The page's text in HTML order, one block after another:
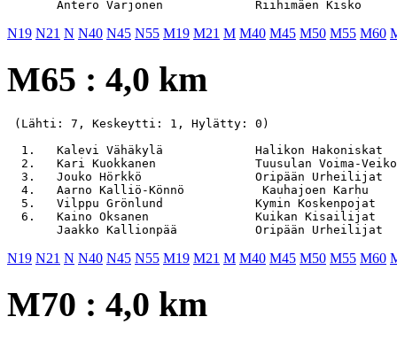
N19 N21 N N40 N45 N55 M19 M21 M M40 M45 M50 M55 M60
M65 : 4,0 km
(Lähti: 7, Keskeytti: 1, Hylätty: 0)
1.   Kalevi Vähäkylä             Halikon Hakoniskat
2.   Kari Kuokkanen              Tuusulan Voima-
3.   Jouko Hörkkö                Oripään Urheilijat
4.   Aarno Kalliö-Könnö           Kauhajoen Karhu
5.   Vilppu Grönlund             Kymin Koskenpojat
6.   Kaino Oksanen               Kuikan Kisailijat
N19 N21 N N40 N45 N55 M19 M21 M M40 M45 M50 M55 M60
M70 : 4,0 km